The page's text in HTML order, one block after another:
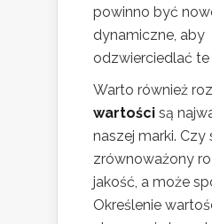
powinno być
dynamiczne, aby
odzwierciedlać te
Warto również
wartości są
naszej marki. Czy
zrównoważony
jakość, a może
Określenie